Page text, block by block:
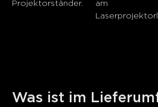
Projektorständer.
am
Was ist im